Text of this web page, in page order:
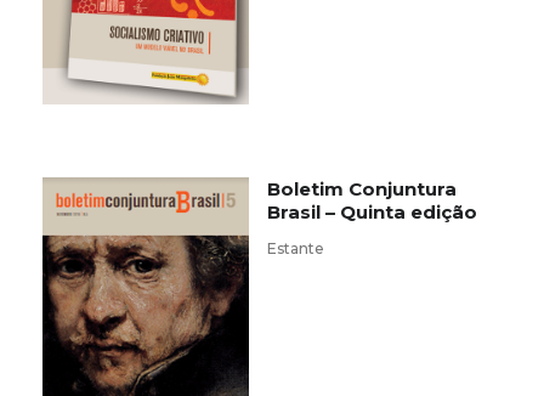
Boletim Conjuntura
Brasil – Quinta edição
Estante